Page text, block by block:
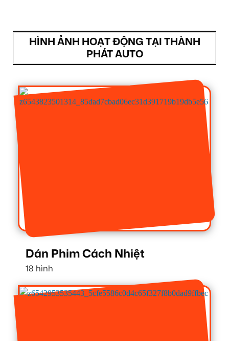
HÌNH ẢNH HOẠT ĐỘNG TẠI THÀNH
PHÁT AUTO
Dán Phim Cách Nhiệt
18 hình